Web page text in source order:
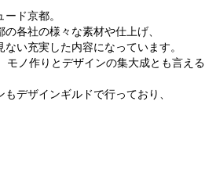
ド京都。
各社の様々な素材や仕上げ、
い充実した内容になっています。
ノ作りとデザインの集大成とも言える
デザインギルドで行っており、